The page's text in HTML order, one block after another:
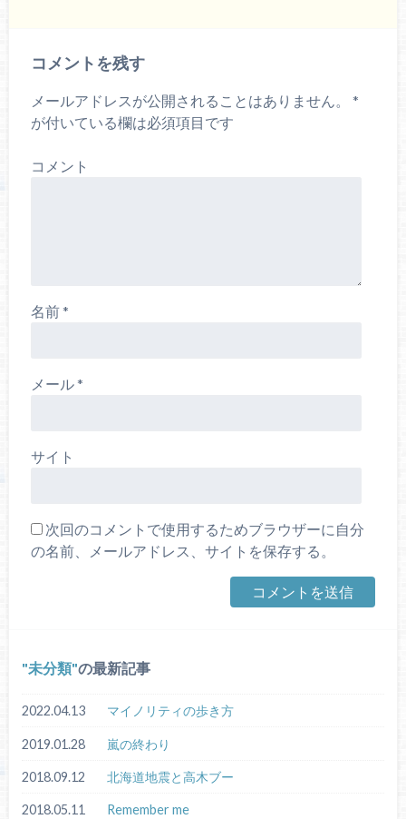
コメントを残す
メールアドレスが公開されることはありません。
*
が付いている欄は必須項目です
コメント
名前*
メール*
サイト
次回のコメントで使用するためブラウザーに自分
の名前、メールアドレス、サイトを保存する。
未分類 の最新記事
2022.04.13 マイノリティの歩き方
2019.01.28 嵐の終わり
2018.09.12 北海道地震と高木ブー
2018.05.11 Remember me